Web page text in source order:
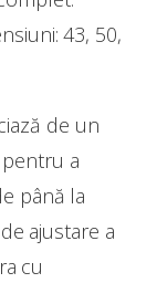
43, 50,
de un
a
până la
ajustare a
cu